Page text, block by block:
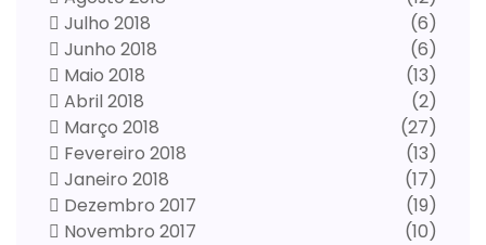
Julho 2018
(6)
Junho 2018
(6)
Maio 2018
(13)
Abril 2018
(2)
Março 2018
(27)
Fevereiro 2018
(13)
Janeiro 2018
(17)
Dezembro 2017
(19)
Novembro 2017
(10)